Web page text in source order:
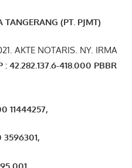
(PT. PJMT)
AKTE NOTARIS. NY. IRMA
: 42.282.137.6-418.000 PBBR
11444257,
3596301,